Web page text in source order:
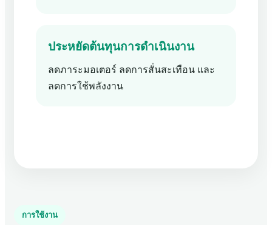
ประหยัดต้นทุนการดำเนินงาน
ลดภาระมอเตอร์ ลดการสั่นสะเทือน และ
ลดการใช้พลังงาน
การใช้งาน